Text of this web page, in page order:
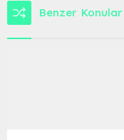
Benzer Konular